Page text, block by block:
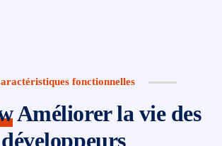
fonctionnelles
Améliorer la vie des
développeurs